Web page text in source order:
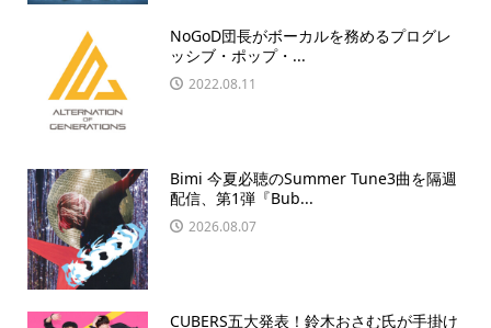
NoGoD団長がボーカルを務めるプログレ
ッシブ・ポップ・...
2022.08.11
Bimi 今夏必聴のSummer Tune3曲を隔週
配信、第1弾『Bub...
2026.08.07
CUBERS五大発表！鈴木おさむ氏が手掛け